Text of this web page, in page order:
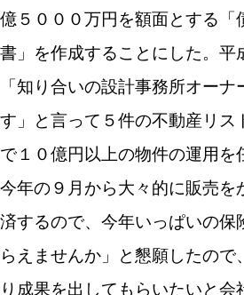
億５０００万円を額面とする「
書」を作成することにした。平
「知り合いの設計事務所オー
す」と言って５件の不動産リス
で１０億円以上の物件の運用を
今年の９月から大々的に販売を
済するので、今年いっぱいの保
らえませんか」と懇願したので
り成果を出してもらいたいと